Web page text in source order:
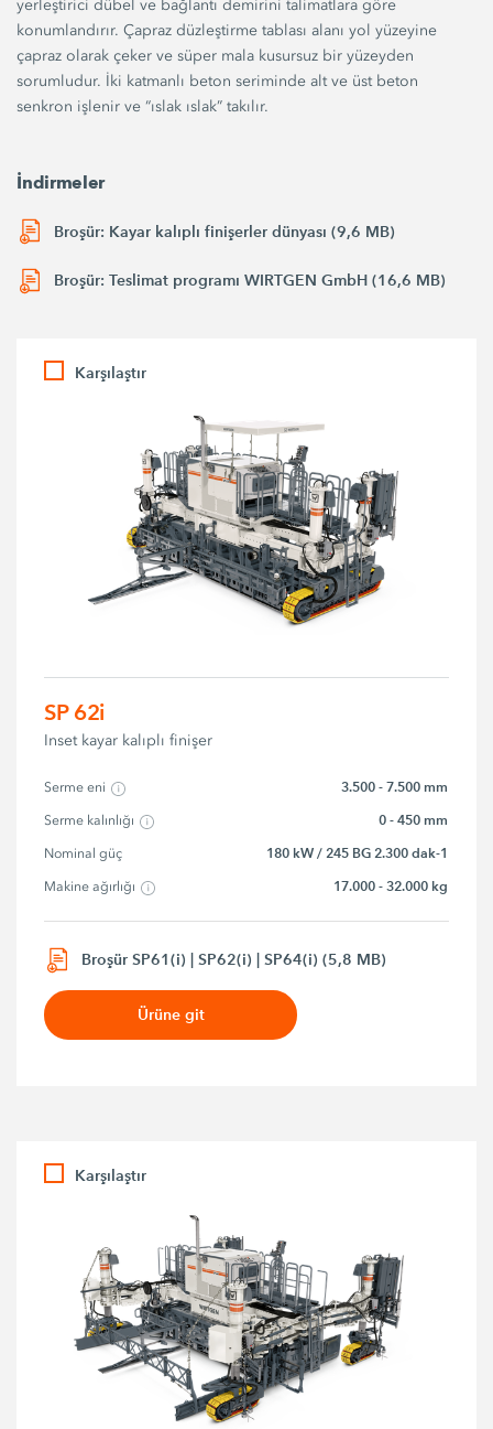
yerleştirici dübel ve bağlantı demirini talimatlara göre
konumlandırır. Çapraz düzleştirme tablası alanı yol yüzeyine
çapraz olarak çeker ve süper mala kusursuz bir yüzeyden
sorumludur. İki katmanlı beton seriminde alt ve üst beton
senkron işlenir ve “ıslak ıslak” takılır.
İndirmeler
Broşür: Kayar kalıplı finişerler dünyası (9,6 MB)
Broşür: Teslimat programı WIRTGEN GmbH (16,6 MB)
Karşılaştır
SP 62i
Inset kayar kalıplı finişer
Serme eni 3.500 - 7.500 mm
Serme kalınlığı 0 - 450 mm
Nominal güç 180 kW / 245 BG 2.300 dak-1
Makine ağırlığı 17.000 - 32.000 kg
Broşür SP61(i) | SP62(i) | SP64(i) (5,8 MB)
Ürüne git
Karşılaştır